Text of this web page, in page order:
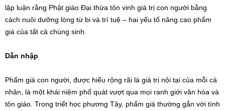
lập luận rằng Phật giáo Đại thừa tôn vinh giá trị con người bằng
cách nuôi dưỡng lòng từ bi và trí tuệ – hai yếu tố nâng cao phẩm
giá của tất cả chúng sinh.
Dẫn nhập
Phẩm giá con người, được hiểu rộng rãi là giá trị nội tại của mỗi cá
nhân, là một khái niệm phổ quát vượt qua mọi ranh giới văn hóa và
tôn giáo. Trong triết học phương Tây, phẩm giá thường gắn với tính